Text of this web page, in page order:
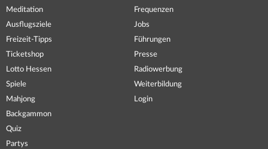
Meditation
Ausflugsziele
Freizeit-Tipps
Ticketshop
Lotto Hessen
Spiele
Mahjong
Backgammon
Quiz
Partys
Frequenzen
Jobs
Führungen
Presse
Radiowerbung
Weiterbildung
Login